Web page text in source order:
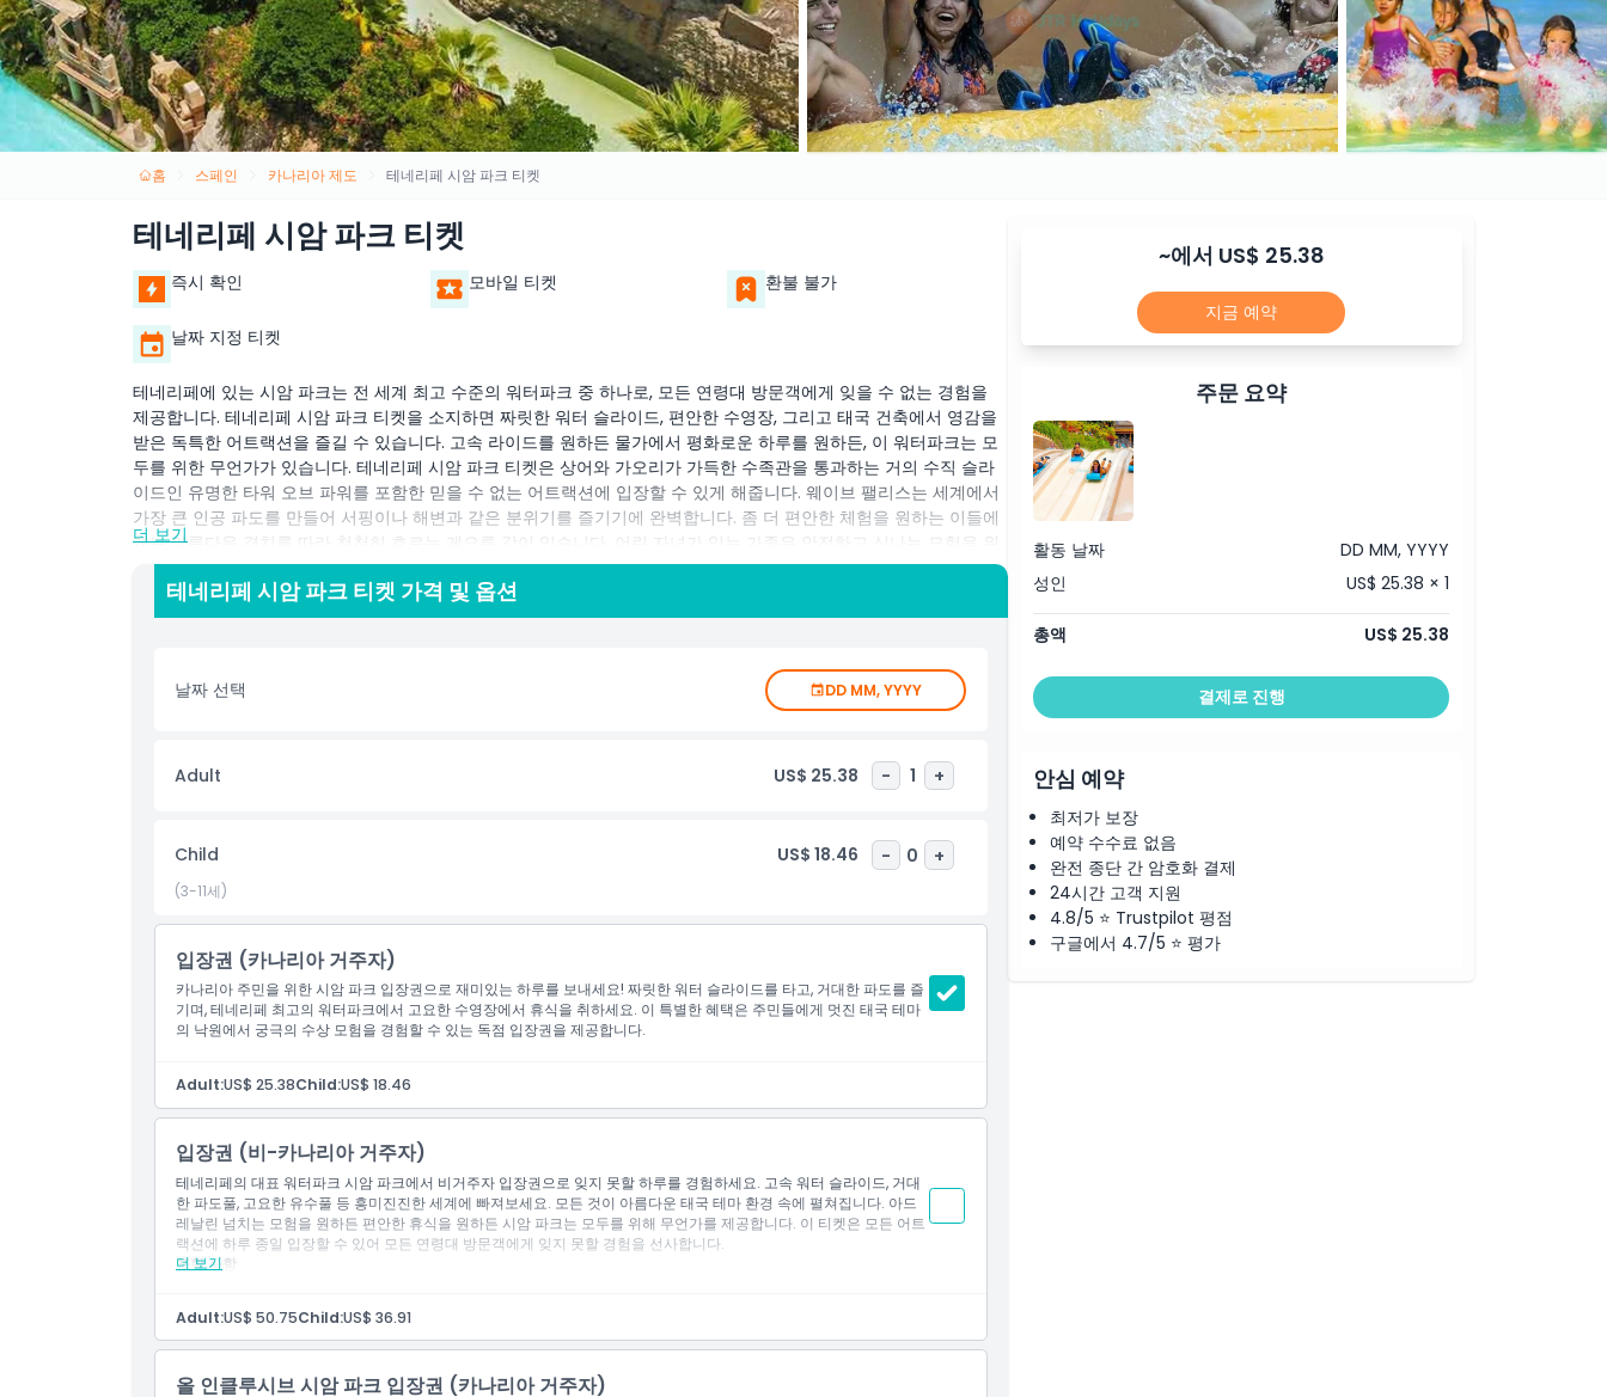
홈 스페인 카나리아 제도 테네리페 시암 파크 티켓
테네리페 시암 파크 티켓
즉시 확인 모바일 티켓 환불 불가
날짜 지정 티켓
테네리페에 있는 시암 파크는 전 세계 최고 수준의 워터파크 중 하나로, 모든 연령대 방문객에게 잊을 수 없는 경험을
제공합니다. 테네리페 시암 파크 티켓을 소지하면 짜릿한 워터 슬라이드, 편안한 수영장, 그리고 태국 건축에서 영감을
받은 독특한 어트랙션을 즐길 수 있습니다. 고속 라이드를 원하든 물가에서 평화로운 하루를 원하든, 이 워터파크는 모
두를 위한 무언가가 있습니다. 테네리페 시암 파크 티켓은 상어와 가오리가 가득한 수족관을 통과하는 거의 수직 슬라
이드인 유명한 타워 오브 파워를 포함한 믿을 수 없는 어트랙션에 입장할 수 있게 해줍니다. 웨이브 팰리스는 세계에서
가장 큰 인공 파도를 만들어 서핑이나 해변과 같은 분위기를 즐기기에 완벽합니다. 좀 더 편안한 체험을 원하는 이들에
게는 아름다운 경치를 따라 천천히 흐르는 게으른 강이 있습니다. 어린 자녀가 있는 가족은 안전하고 신나는 모험을 위
한 전용 놀이 공간에서 즐거운 시간을 보낼 수 있습니다. 시암 파크 테네리페를 방문할 때는 놀라운 태국풍 디자인, 열대
정원, 다양한 다이닝 옵션을 탐험하지 않고는 완성되지 않습니다. 맛있는 음식과 상쾌한 음료를 하루 종일 즐길 수 있는
레스토랑과 스낵바가 있습니다. 또한 이 공원은 방문객의 편안함과 즐거움을 위한 선베드, 락커, 기타 시설을 제공합니
든, 휴식을 원하든, 가족 즐거움을 원하든 시암 파크는 테네리페에서 잊지 못할 하루를 위한 완벽한 목적지입니다.
아동 성인 정책
포함되지 않는 사항
운영 시간
알아야 할 사항
위치
가는 방법
취소 정책
더 보기
테네리페 시암 파크 티켓 가격 및 옵션
날짜 선택 DD MM, YYYY
Adult US$ 25.38 - 1 +
Child US$ 18.46 - 0 +
(3-11세)
입장권 (카나리아 거주자)
카나리아 주민을 위한 시암 파크 입장권으로 재미있는 하루를 보내세요! 짜릿한 워터 슬라이드를 타고, 거대한 파도를 즐
기며, 테네리페 최고의 워터파크에서 고요한 수영장에서 휴식을 취하세요. 이 특별한 혜택은 주민들에게 멋진 태국 테마
의 낙원에서 궁극의 수상 모험을 경험할 수 있는 독점 입장권을 제공합니다.
Adult:US$ 25.38Child:US$ 18.46
입장권 (비-카나리아 거주자)
테네리페의 대표 워터파크 시암 파크에서 비거주자 입장권으로 잊지 못할 하루를 경험하세요. 고속 워터 슬라이드, 거대
한 파도풀, 고요한 유수풀 등 흥미진진한 세계에 빠져보세요. 모든 것이 아름다운 태국 테마 환경 속에 펼쳐집니다. 아드
레날린 넘치는 모험을 원하든 편안한 휴식을 원하든 시암 파크는 모두를 위해 무언가를 제공합니다. 이 티켓은 모든 어트
랙션에 하루 종일 입장할 수 있어 모든 연령대 방문객에게 잊지 못할 경험을 선사합니다.
더 보기
포함 사항
선베드, 튜브, 구명조끼, 우산 사용
탈의실 및 샤워 시설 이용
Adult:US$ 50.75Child:US$ 36.91
올 인클루시브 시암 파크 입장권 (카나리아 거주자)
~에서 US$ 25.38
지금 예약
주문 요약
활동 날짜
DD MM, YYYY
성인
US$ 25.38 × 1
총액 US$ 25.38
결제로 진행
안심 예약
최저가 보장
예약 수수료 없음
완전 종단 간 암호화 결제
24시간 고객 지원
4.8/5 ⭐ Trustpilot 평점
구글에서 4.7/5 ⭐ 평가